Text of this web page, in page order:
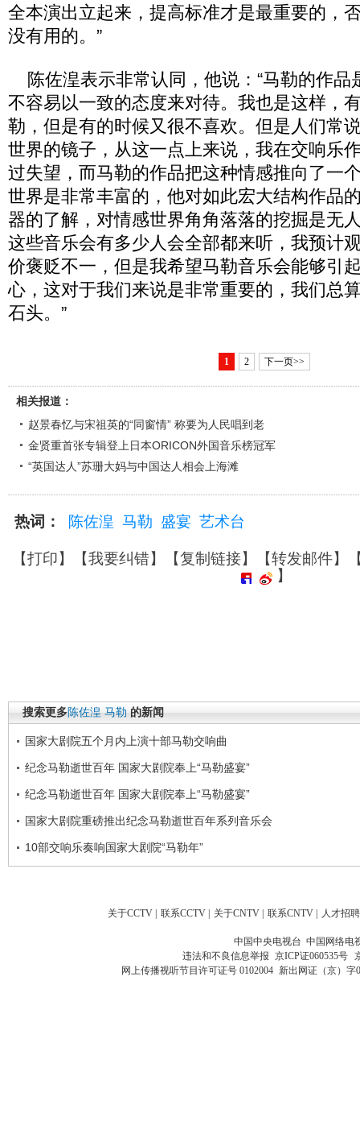
全本演出立起来，提高标准才是最重要的，
没有用的。”
陈佐湟表示非常认同，他说：“马勒的作品
不容易以一致的态度来对待。我也是这样，
勒，但是有的时候又很不喜欢。但是人们常
世界的镜子，从这一点上来说，我在交响乐
过失望，而马勒的作品把这种情感推向了一
世界是非常丰富的，他对如此宏大结构作品
器的了解，对情感世界角角落落的挖掘是无
这些音乐会有多少人会全部都来听，我预计
价褒贬不一，但是我希望马勒音乐会能够引
心，这对于我们来说是非常重要的，我们总
石头。”
1 2 下一页>>
相关报道：
赵景春忆与宋祖英的“同窗情” 称要为人民唱到老
金贤重首张专辑登上日本ORICON外国音乐榜冠军
“英国达人”苏珊大妈与中国达人相会上海滩
热词： 陈佐湟 马勒 盛宴 艺术台
【打印】【我要纠错】【复制链接】【转发邮件】
】
搜索更多陈佐湟 马勒 的新闻
国家大剧院五个月内上演十部马勒交响曲
纪念马勒逝世百年 国家大剧院奉上“马勒盛宴”
纪念马勒逝世百年 国家大剧院奉上“马勒盛宴”
国家大剧院重磅推出纪念马勒逝世百年系列音乐会
10部交响乐奏响国家大剧院“马勒年”
关于CCTV | 联系CCTV | 关于CNTV | 联系CNTV | 人才招聘
中国中央电视台 中国网络电
违法和不良信息举报 京ICP证060535号
网上传播视听节目许可证号 0102004 新出网证（京）